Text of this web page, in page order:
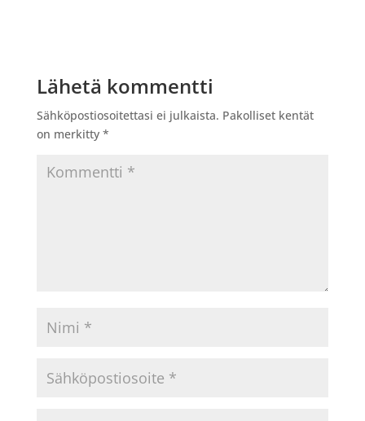
Lähetä kommentti
Sähköpostiosoitettasi ei julkaista. Pakolliset kentät
on merkitty *